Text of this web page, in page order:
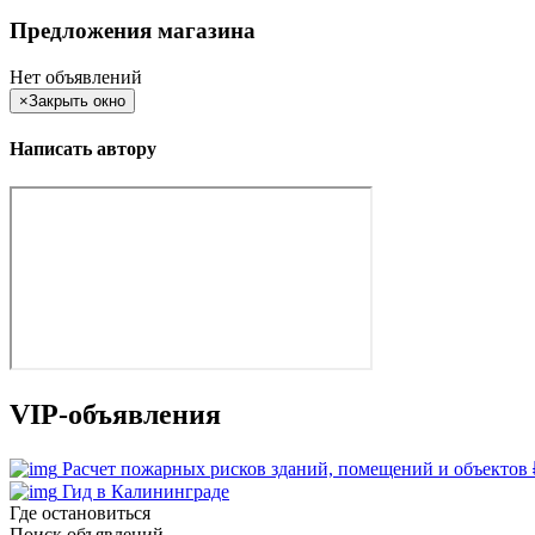
Предложения магазина
Нет объявлений
×Закрыть окно
Написать автору
VIP-объявления
Расчет пожарных рисков зданий, помещений и объектов
Гид в Калининграде
Где остановиться